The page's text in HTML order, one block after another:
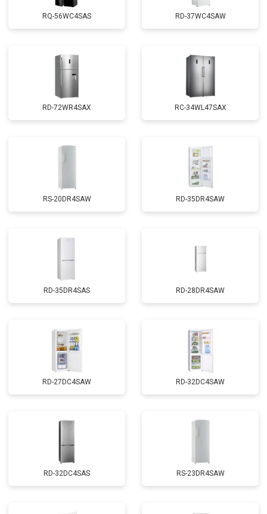
RQ-56WC4SAS RD-37WC4SAW
RD-72WR4SAX RС-34WL47SAX
RS-20DR4SAW RD-35DR4SAW
RD-35DR4SAS RD-28DR4SAW
RD-27DC4SAW RD-32DC4SAW
RD-32DC4SAS RS-23DR4SAW